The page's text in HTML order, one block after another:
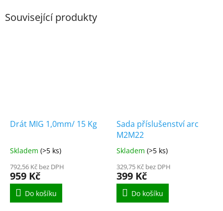
Související produkty
Drát MIG 1,0mm/ 15 Kg
Skladem (>5 ks)
792,56 Kč bez DPH
959 Kč
Do košíku
Sada příslušenství arc
M2M22
Skladem (>5 ks)
329,75 Kč bez DPH
399 Kč
Do košíku